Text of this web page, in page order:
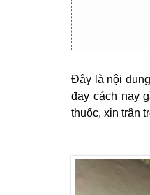
Đây là nội
đay cách nay
thuốc, xin trân